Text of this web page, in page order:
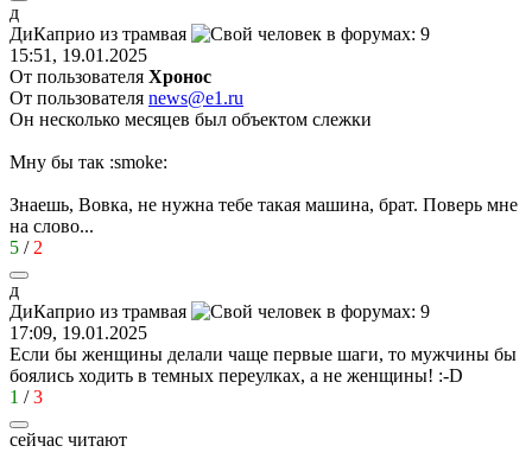
д
ДиКаприо из трамвая
15:51, 19.01.2025
От пользователя Хронос
От пользователя news@e1.ru
Он несколько месяцев был объектом слежки
Мну бы так :smoke:
Знаешь, Вовка, не нужна тебе такая машина, брат. Поверь мне
на слово...
5 / 2
д
ДиКаприо из трамвая
17:09, 19.01.2025
Если бы женщины делали чаще первые шаги, то мужчины бы
боялись ходить в темных переулках, а не женщины! :-D
1 /3
сейчас читают